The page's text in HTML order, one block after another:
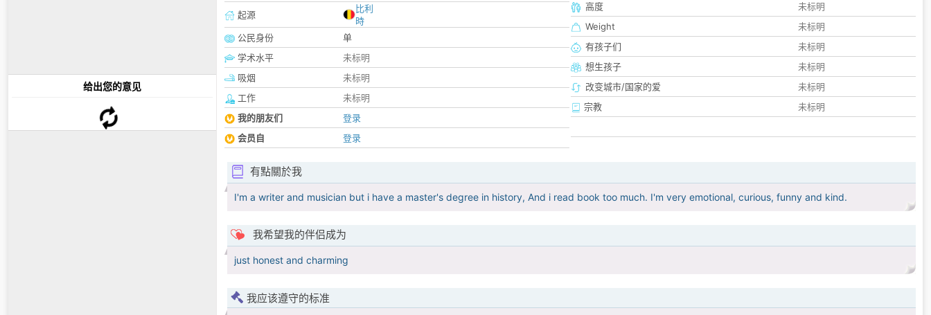
给出您的意见
起源
比利
時
公民身份
单
学术水平
未标明
吸烟
未标明
工作
未标明
我的朋友们
登录
会员自
登录
高度
未标明
Weight
未标明
有孩子们
未标明
想生孩子
未标明
改变城市/国家的爱
未标明
宗教
未标明
有點關於我
I'm a writer and musician but i have a master's degree in history, And i read book too much. I'm very emotional, curious, funny and kind.
我希望我的伴侣成为
just honest and charming
我应该遵守的标准